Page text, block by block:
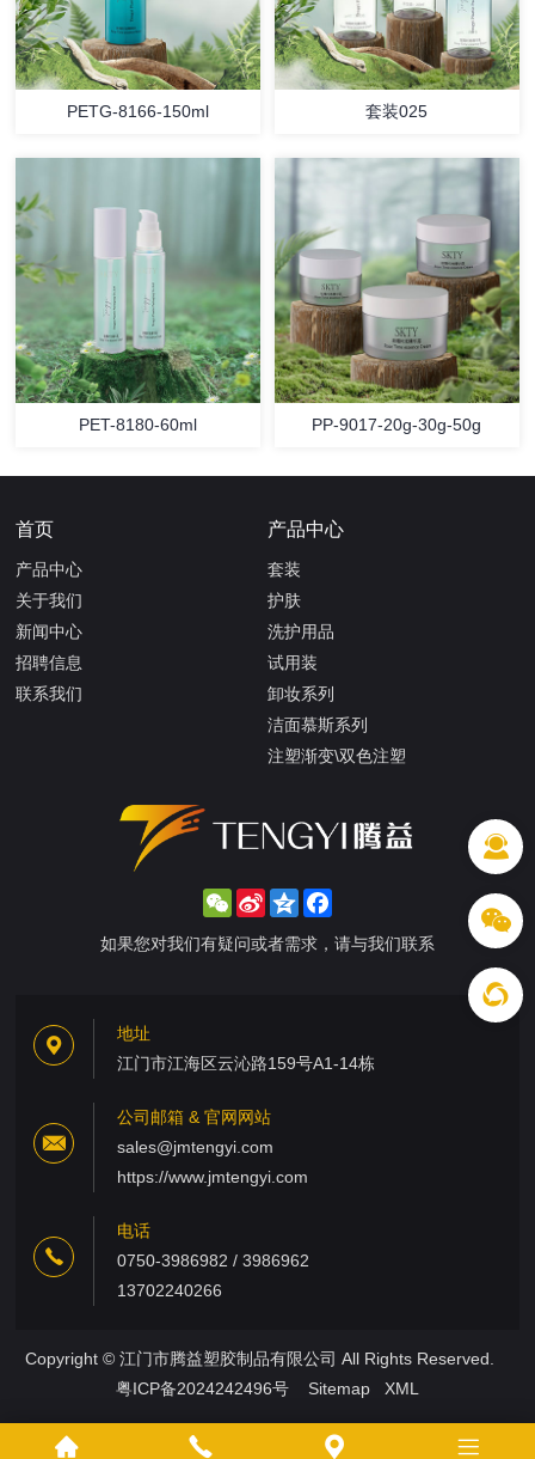
PETG-8166-150ml 套装025
PET-8180-60ml PP-9017-20g-30g-50g
首页
产品中心
关于我们
新闻中心
招聘信息
联系我们
产品中心
套装
护肤
洗护用品
试用装
卸妆系列
洁面慕斯系列
注塑渐变\双色注塑
WeChat
Sina
Weibo
Qzone
如果您对我们有疑问或者需求，请与我们联系
地址
江门市江海区云沁路159号A1-14栋
公司邮箱 & 官网网站
sales@jmtengyi.com
https://www.jmtengyi.com
电话
0750-3986982 / 3986962
13702240266
Copyright © 江门市腾益塑胶制品有限公司 All Rights Reserved.
粤ICP备2024242496号
Sitemap XML